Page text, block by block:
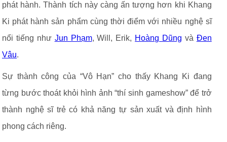
phát hành. Thành tích này càng ấn tượng hơn khi Khang
Ki phát hành sản phẩm cùng thời điểm với nhiều nghệ sĩ
nổi tiếng như Jun Phạm, Will, Erik, Hoàng Dũng và Đen
Vâu.
Sự thành công của “Vô Hạn” cho thấy Khang Ki đang
từng bước thoát khỏi hình ảnh “thí sinh gameshow” để trở
thành nghệ sĩ trẻ có khả năng tự sản xuất và định hình
phong cách riêng.